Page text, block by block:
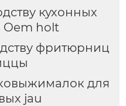
кухонных
Oem holt
фритюрниц
для
jau